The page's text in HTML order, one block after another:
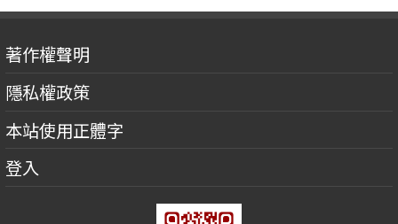
著作權聲明
隱私權政策
本站使用正體字
登入